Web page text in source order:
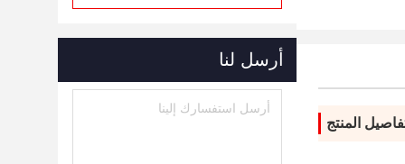
المنتج
أرسل لنا